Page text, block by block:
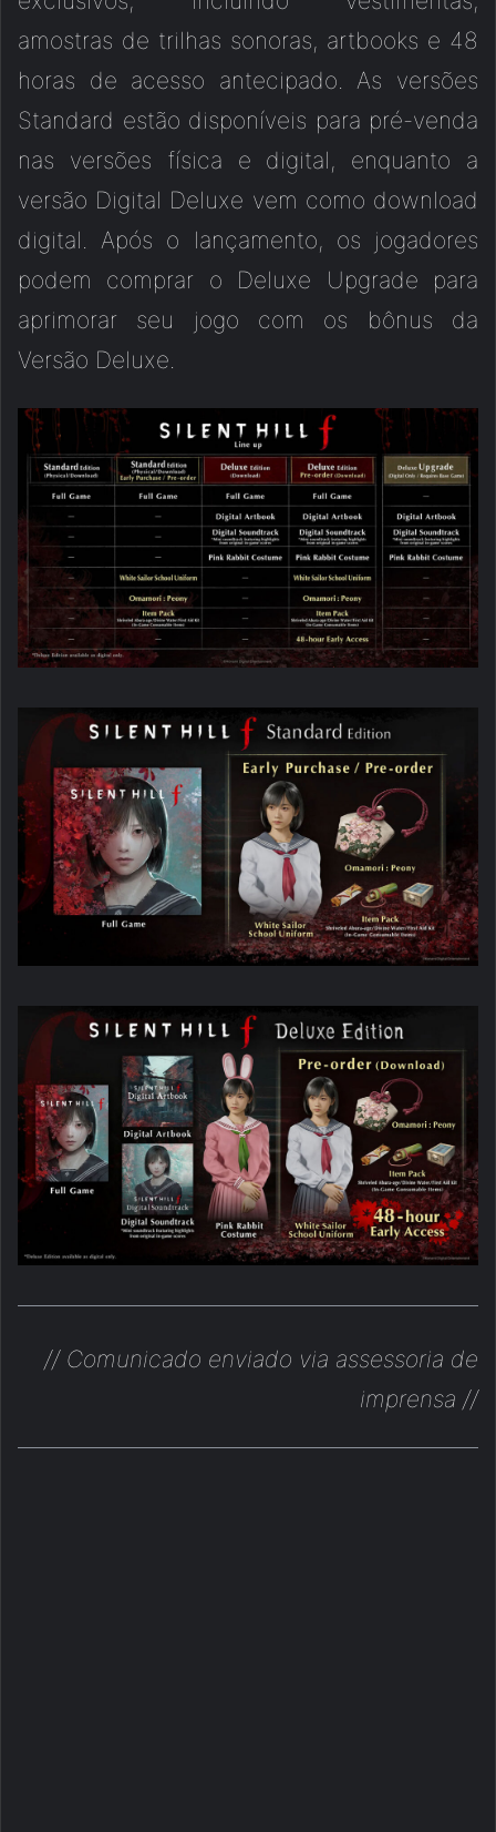
amostras de trilhas sonoras, artbooks e 48
horas de acesso antecipado. As versões
Standard estão disponíveis para pré-venda
nas versões física e digital, enquanto a
versão Digital Deluxe vem como download
digital. Após o lançamento, os jogadores
podem comprar o Deluxe Upgrade para
aprimorar seu jogo com os bônus da
Versão Deluxe.
// Comunicado enviado via assessoria de
imprensa //